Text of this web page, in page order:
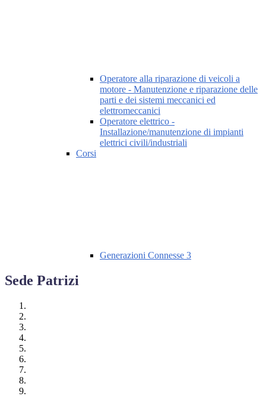
Operatore alla riparazione di veicoli a
motore - Manutenzione e riparazione delle
parti e dei sistemi meccanici ed
elettromeccanici
Operatore elettrico -
Installazione/manutenzione di impianti
elettrici civili/industriali
Corsi
Generazioni Connesse 3
Sede Patrizi